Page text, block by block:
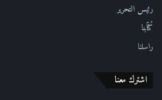
رئيس التحرير
كُتّابنا
راسلنا
اشترك معنا